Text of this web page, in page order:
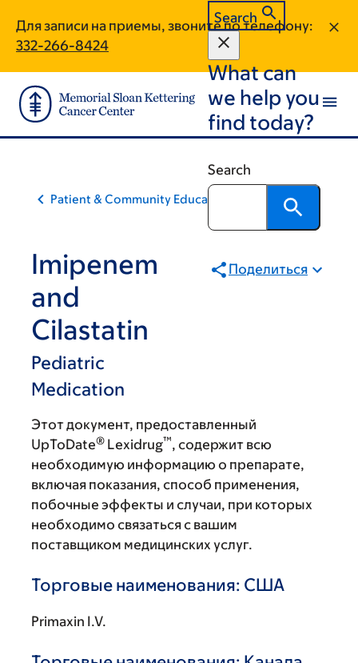
main
content
footer
Для записи на приемы, звоните по телефону:
332-266-8424
Search
What can
we help you
find today?
Search
Patient & Community Education
Imipenem
and
Cilastatin
Pediatric
Medication
Поделиться
Этот документ, предоставленный
UpToDate® Lexidrug™, содержит всю
необходимую информацию о препарате,
включая показания, способ применения,
побочные эффекты и случаи, при которых
необходимо связаться с вашим
поставщиком медицинских услуг.
Торговые наименования: США
Primaxin I.V.